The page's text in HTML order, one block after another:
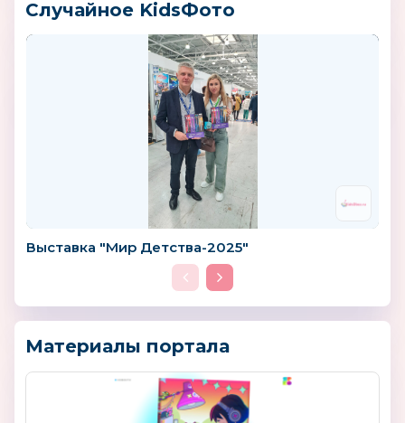
Случайное KidsФото
Выставка "Мир Детства-2025"
Материалы портала